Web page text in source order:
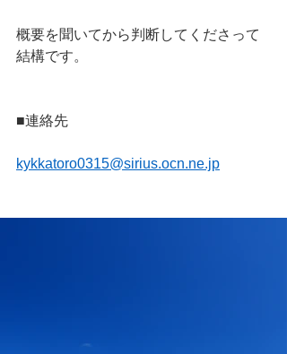
概要を聞いてから判断してくださって
結構です。
■連絡先
kykkatoro0315@sirius.ocn.ne.jp